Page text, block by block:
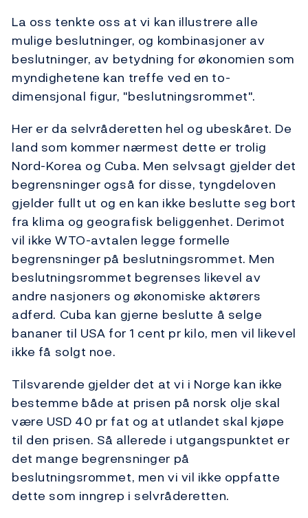
La oss tenkte oss at vi kan illustrere alle
mulige beslutninger, og kombinasjoner av
beslutninger, av betydning for økonomien som
myndighetene kan treffe ved en to-
dimensjonal figur, "beslutningsrommet".
Her er da selvråderetten hel og ubeskåret. De
land som kommer nærmest dette er trolig
Nord-Korea og Cuba. Men selvsagt gjelder det
begrensninger også for disse, tyngdeloven
gjelder fullt ut og en kan ikke beslutte seg bort
fra klima og geografisk beliggenhet. Derimot
vil ikke WTO-avtalen legge formelle
begrensninger på beslutningsrommet. Men
beslutningsrommet begrenses likevel av
andre nasjoners og økonomiske aktørers
adferd. Cuba kan gjerne beslutte å selge
bananer til USA for 1 cent pr kilo, men vil likevel
ikke få solgt noe.
Tilsvarende gjelder det at vi i Norge kan ikke
bestemme både at prisen på norsk olje skal
være USD 40 pr fat og at utlandet skal kjøpe
til den prisen. Så allerede i utgangspunktet er
det mange begrensninger på
beslutningsrommet, men vi vil ikke oppfatte
dette som inngrep i selvråderetten.